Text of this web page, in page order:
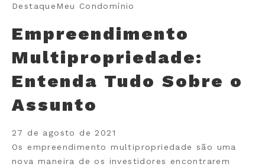
DestaqueMeu Condomínio
Empreendimento
Multipropriedade:
Entenda Tudo Sobre o
Assunto
27 de agosto de 2021
Os empreendimento multipropriedade são uma
nova maneira de os investidores encontrarem